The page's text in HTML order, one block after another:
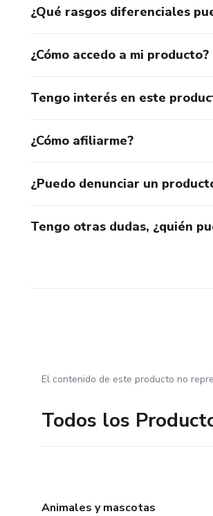
6. Uso
Tips para
8.
Invitación
¿Qué rasgos diferenciales
¿Cómo accedo a mi producto?
Tengo interés en este
¿Cómo afiliarme?
¿Puedo denunciar un
Tengo otras dudas, ¿quién
El contenido de este producto no
Todos los
Animales y mascotas